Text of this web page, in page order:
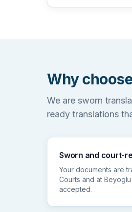
Why
We are sworn
ready translations
Sworn and court-
Your documents are
Courts and at
accepted.